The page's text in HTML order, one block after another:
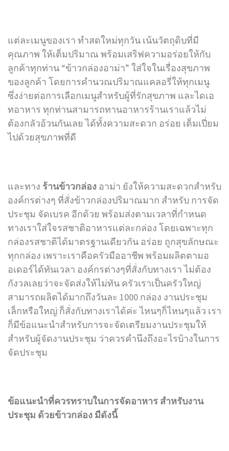
แต่ละเมนูของเรา ทำสดใหม่ทุกวัน เน้นวัตถุดิบที่มี
คุณภาพ ให้เต็มปริมาณ พร้อมเสริฟความอร่อยให้กับ
ลูกค้าทุกท่าน “ข้าวกล่องอาม่า” ใส่ใจในเรื่องสุขภาพ
ของลูกค้า โดยการคำนวณปริมาณแคลอรี่ให้ทุกเมนู
ซึ่งง่ายต่อการเลือกเมนูสำหรับผู้ที่รักสุขภาพ และไดเอ
ทอาหาร ทุกท่านสามารถทานอาหารร้านเราแล้วไม่
ต้องกลัวอ้วนกันเลย ได้ทั้งความสะดวก อร่อย เต็มเปี่ยม
ไปด้วยสุขภาพที่ดี
และทาง ร้านข้าวกล่อง อาม่า ยังให้ความสะดวกสำหรับ
องค์กรต่างๆ ที่สั่งข้าวกล่องปริมาณมาก สำหรับ การจัด
ประชุม จัดเบรค อีกด้วย พร้อมส่งตามเวลาที่กำหนด
ทางเราใส่ใจรสชาติอาหารแต่ละกล่อง โดยเฉพาะทุก
กล่องรสชาติได้มาตรฐานเดียวกัน อร่อย ถูกสุขลักษณะ
ทุกกล่อง เพราะเราคือครัวมืออาชีพ พร้อมผลิตตามอ
อเดอร์ได้ทันเวลา องค์กรต่างๆที่สั่งกับทางเรา ไม่ต้อง
กังวลเลยว่าจะจัดส่งให้ไม่ทัน ครัวเราเป็นครัวใหญ่
สามารถผลิตได้มากถึงวันละ 1000 กล่อง งานประชุม
เล็กหรือใหญ่ ก็สั่งกับทางเราได้ค่ะ ไหนๆก็ไหนๆแล้ว เรา
ก็มีข้อแนะนำสำหรับการจะจัดเตรียมงานประชุมให้
สำหรับผู้จัดงานประชุม ว่าควรคำนึงถึงอะไรบ้างในการ
จัดประชุม
ข้อแนะนำที่ควรทราบในการจัดอาหาร สำหรับงาน
ประชุม ด้วยข้าวกล่อง มีดังนี้